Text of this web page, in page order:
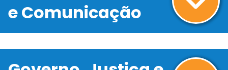
e Comunicação